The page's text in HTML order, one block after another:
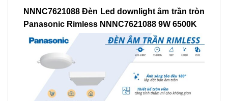
NNNC7621088 Đèn Led downlight âm trần tròn
Panasonic Rimless NNNC7621088 9W 6500K